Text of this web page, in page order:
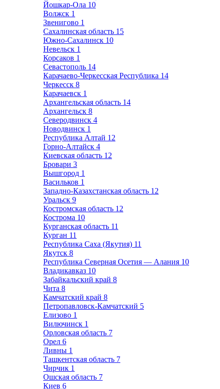
Йошкар-Ола 10
Волжск 1
Звенигово 1
Сахалинская область 15
Южно-Сахалинск 10
Невельск 1
Корсаков 1
Севастополь 14
Карачаево-Черкесская Республика 14
Черкесск 8
Карачаевск 1
Архангельская область 14
Архангельск 8
Северодвинск 4
Новодвинск 1
Республика Алтай 12
Горно-Алтайск 4
Киевская область 12
Бровари 3
Вышгород 1
Васильков 1
Западно-Казахстанская область 12
Уральск 9
Костромская область 12
Кострома 10
Курганская область 11
Курган 11
Республика Саха (Якутия) 11
Якутск 8
Республика Северная Осетия — Алания 10
Владикавказ 10
Забайкальский край 8
Чита 8
Камчатский край 8
Петропавловск-Камчатский 5
Елизово 1
Вилючинск 1
Орловская область 7
Орел 6
Ливны 1
Ташкентская область 7
Чирчик 1
Ошская область 7
Киев 6